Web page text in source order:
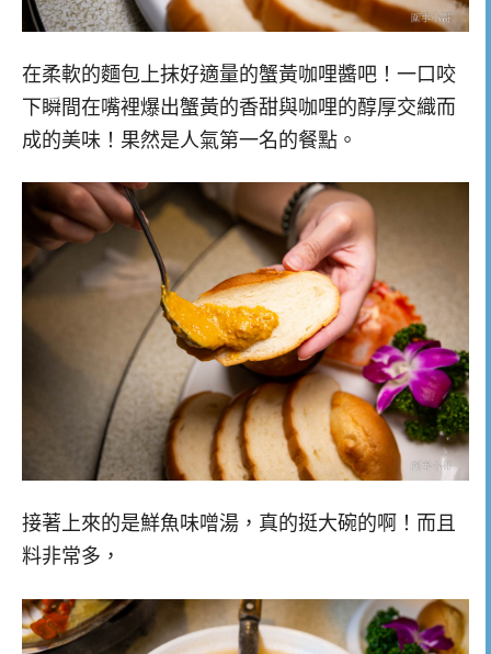
在柔軟的麵包上抹好適量的蟹黃咖哩醬吧！一口咬
下瞬間在嘴裡爆出蟹黃的香甜與咖哩的醇厚交織而
成的美味！果然是人氣第一名的餐點。
接著上來的是鮮魚味噌湯，真的挺大碗的啊！而且
料非常多，